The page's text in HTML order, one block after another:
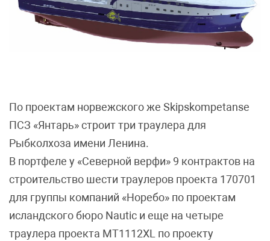
По проектам норвежского же Skipskompetanse
ПСЗ «Янтарь» строит три траулера для
Рыбколхоза имени Ленина.
В портфеле у «Северной верфи» 9 контрактов на
строительство шести траулеров проекта 170701
для группы компаний «Норебо» по проектам
исландского бюро Nautic и еще на четыре
траулера проекта МТ1112XL по проекту